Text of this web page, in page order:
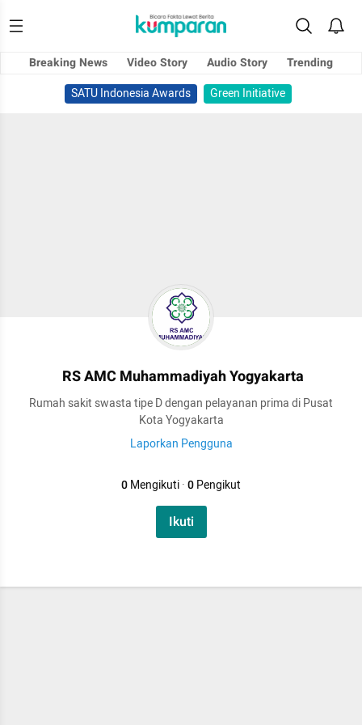
Breaking News Video Story Audio Story
Trending
SATU Indonesia Awards
Green Initiative
RS AMC Muhammadiyah Yogyakarta
Rumah sakit swasta tipe D dengan pelayanan prima di Pusat
Kota Yogyakarta
Laporkan Pengguna
0Mengikuti·0Pengikut
Ikuti